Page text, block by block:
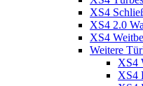
XS4
XS4 2.0
XS4
Weitere
XS4
XS4